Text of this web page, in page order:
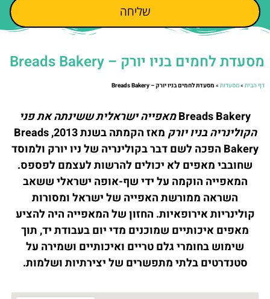
שליחה
מסעדת לחמים בניו יורק – Breads Bakery
דף הבית»מסעדות» מסעדת לחמים בניו יורק – Breads Bakery
Breads Bakeryמאפייה ישראלית ששינתה את פני
הקולינריה בניו יורק
מאז הקמתה בשנת 2013, Breads
Bakery הפכה לשם דבר בקולינריה של ניו יורק ולמוסד
שחובבי מאפים לא יכולים להרשות לעצמם לפספס.
המאפייה הוקמה על ידי שף-אופה ישראלי ששאב
השראה ממורשת האפייה של ישראל ומסורות
קולינריות אירופאיות. החזון של המאפייה היה להציע
מאפים איכותיים שמוכנים מדי יום בעבודת יד, תוך
שימוש בחומרי גלם טריים ואיכותיים ושמירה על
סטנדרטים בלתי מתפשרים של יצירתיות ושלמות.